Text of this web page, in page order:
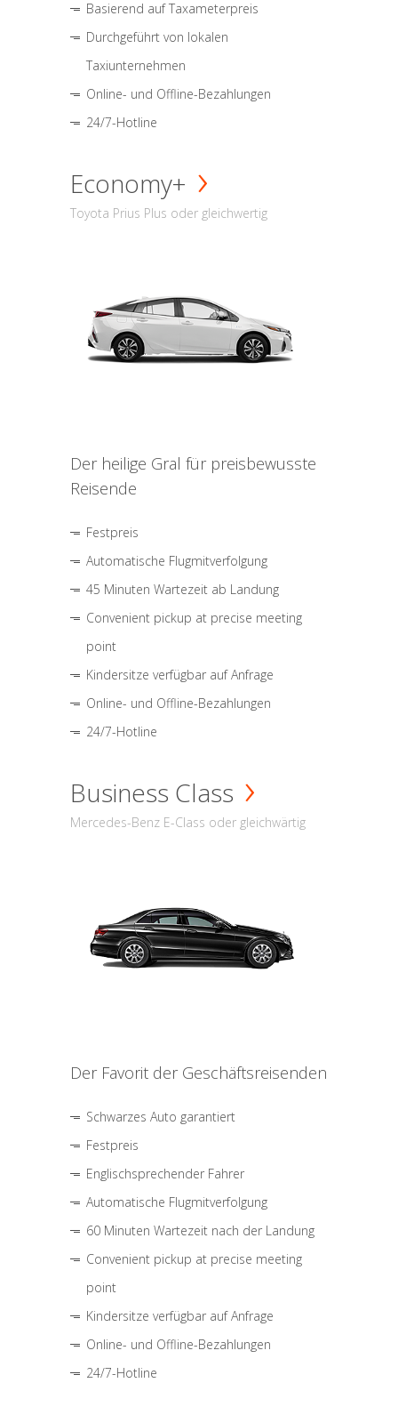
Basierend auf Taxameterpreis
Durchgeführt von lokalen
Taxiunternehmen
Online- und Offline-Bezahlungen
24/7-Hotline
Economy+
Toyota Prius Plus oder gleichwertig
Der heilige Gral für preisbewusste
Reisende
Festpreis
Automatische Flugmitverfolgung
45 Minuten Wartezeit ab Landung
Convenient pickup at precise meeting
point
Kindersitze verfügbar auf Anfrage
Online- und Offline-Bezahlungen
24/7-Hotline
Business Class
Mercedes-Benz E-Class oder gleichwärtig
Der Favorit der Geschäftsreisenden
Schwarzes Auto garantiert
Festpreis
Englischsprechender Fahrer
Automatische Flugmitverfolgung
60 Minuten Wartezeit nach der Landung
Convenient pickup at precise meeting
point
Kindersitze verfügbar auf Anfrage
Online- und Offline-Bezahlungen
24/7-Hotline